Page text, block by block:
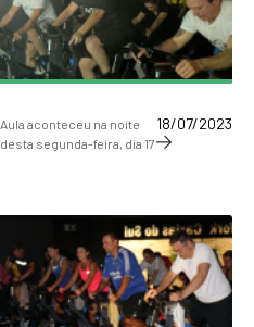
Aula aconteceu na noite
desta segunda-feira, dia 17
18/07/2023